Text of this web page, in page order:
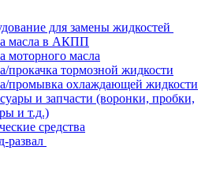
для замены жидкостей
масла в АКПП
моторного масла
прокачка тормозной жидкости
промывка охлаждающей жидкости
и запчасти (воронки, пробки,
и т.д.)
средства
развал